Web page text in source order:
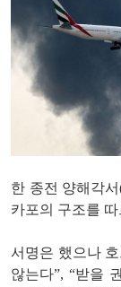
한 종전 양해각
카포의 구조를
서명은 했으나
않는다”, “받을